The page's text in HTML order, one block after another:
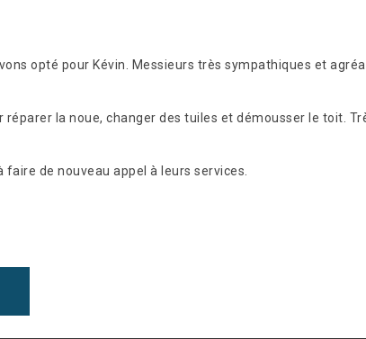
opté pour Kévin. Messieurs très sympathiques et
la noue, changer des tuiles et démousser le toit.
de nouveau appel à leurs services.